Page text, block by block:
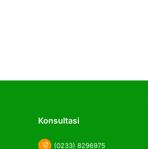
Konsultasi
(0233) 8296975